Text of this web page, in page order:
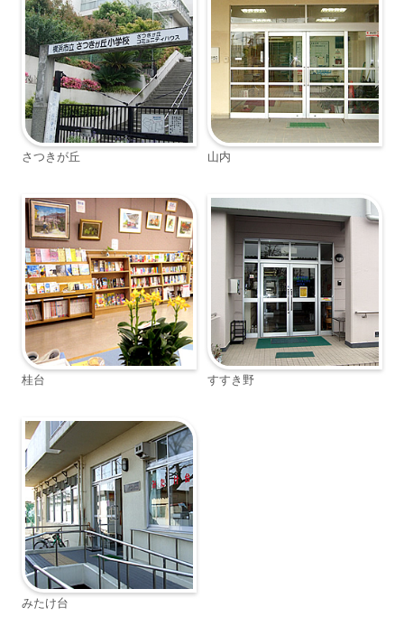
さつきが丘 山内
桂台 すすき野
みたけ台